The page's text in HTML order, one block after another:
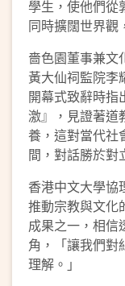
學生，使他們從
同時擴闊世界觀
嗇色園董事兼文
黃大仙祠監院李
開幕式致辭時指
激』，見證著道
養，這對當代
間，對話勝於對
香港中文大學協
推動宗教與文化
成果之一，相信
角，「讓我們對
理解。」